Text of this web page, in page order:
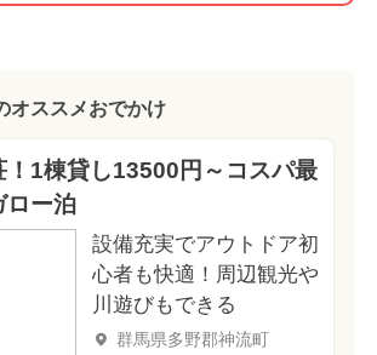
オススメおでかけ
！1棟貸し13500円～コスパ最
ロー泊
設備充実でアウトドア初
心者も快適！周辺観光や
川遊びもできる
群馬県多野郡神流町